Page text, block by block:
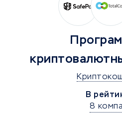
В
8